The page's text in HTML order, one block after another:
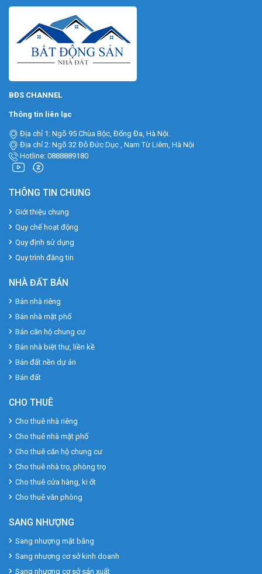
BĐS CHANNEL
Thông tin liên lạc
Địa chỉ 1: Ngõ 95 Chùa Bộc, Đống Đa, Hà Nội.
Địa chỉ 2: Ngõ 32 Đỗ Đức Dục , Nam Từ Liêm, Hà Nội
Hotline: 0888889180
THÔNG TIN CHUNG
Giới thiệu chung
Quy chế hoạt động
Quy định sử dụng
Quy trình đăng tin
NHÀ ĐẤT BÁN
Bán nhà riêng
Bán nhà mặt phố
Bán căn hộ chung cư
Bán nhà biệt thự, liền kề
Bán đất nền dự án
Bán đất
CHO THUÊ
Cho thuê nhà riêng
Cho thuê nhà mặt phố
Cho thuê căn hộ chung cư
Cho thuê nhà trọ, phòng trọ
Cho thuê cửa hàng, ki ốt
Cho thuê văn phòng
SANG NHƯỢNG
Sang nhượng mặt bằng
Sang nhượng cơ sở kinh doanh
Sang nhượng cơ sở sản xuất